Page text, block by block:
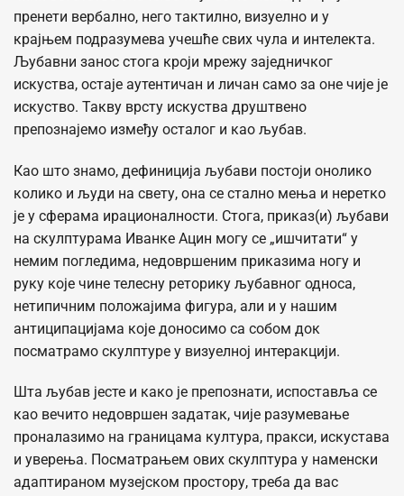
пренети вербално, него тактилно, визуелно и у
крајњем подразумева учешће свих чула и интелекта.
Љубавни занос стога кроји мрежу заједничког
искуства, остаје аутентичан и личан само за оне чије је
искуство. Такву врсту искуства друштвено
препознајемо између осталог и као љубав.
Као што знамо, дефиниција љубави постоји онолико
колико и људи на свету, она се стално мења и неретко
је у сферама ирационалности. Стога, приказ(и) љубави
на скулптурама Иванке Ацин могу се „ишчитати“ у
немим погледима, недовршеним приказима ногу и
руку које чине телесну реторику љубавног односа,
нетипичним положајима фигура, али и у нашим
антиципацијама које доносимо са собом док
посматрамо скулптуре у визуелној интеракцији.
Шта љубав јесте и како је препознати, испоставља се
као вечито недовршен задатак, чије разумевање
проналазимо на границама култура, пракси, искустава
и уверења. Посматрањем ових скулптура у наменски
адаптираном музејском простору, треба да вас